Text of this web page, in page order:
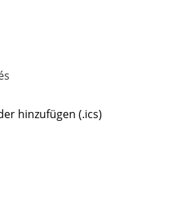
hinzufügen (.ics)